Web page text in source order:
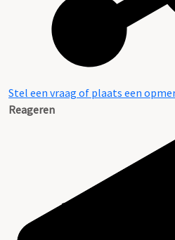
Stel een vraag of plaats een
Reageren